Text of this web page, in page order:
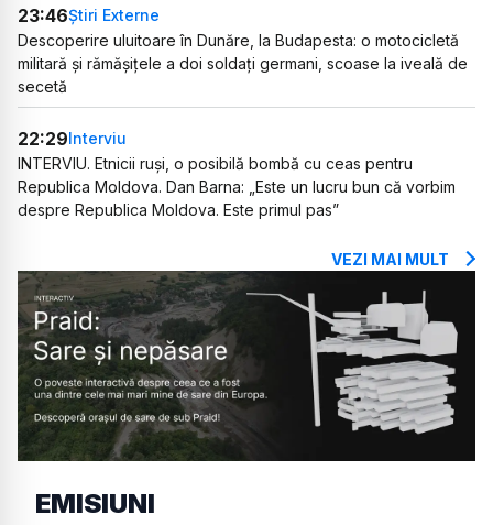
23:46Știri Externe
Descoperire uluitoare în Dunăre, la Budapesta: o motocicletă
militară și rămășițele a doi soldați germani, scoase la iveală de
secetă
22:29Interviu
INTERVIU. Etnicii ruși, o posibilă bombă cu ceas pentru
Republica Moldova. Dan Barna: „Este un lucru bun că vorbim
despre Republica Moldova. Este primul pas”
VEZI MAI MULT
EMISIUNI